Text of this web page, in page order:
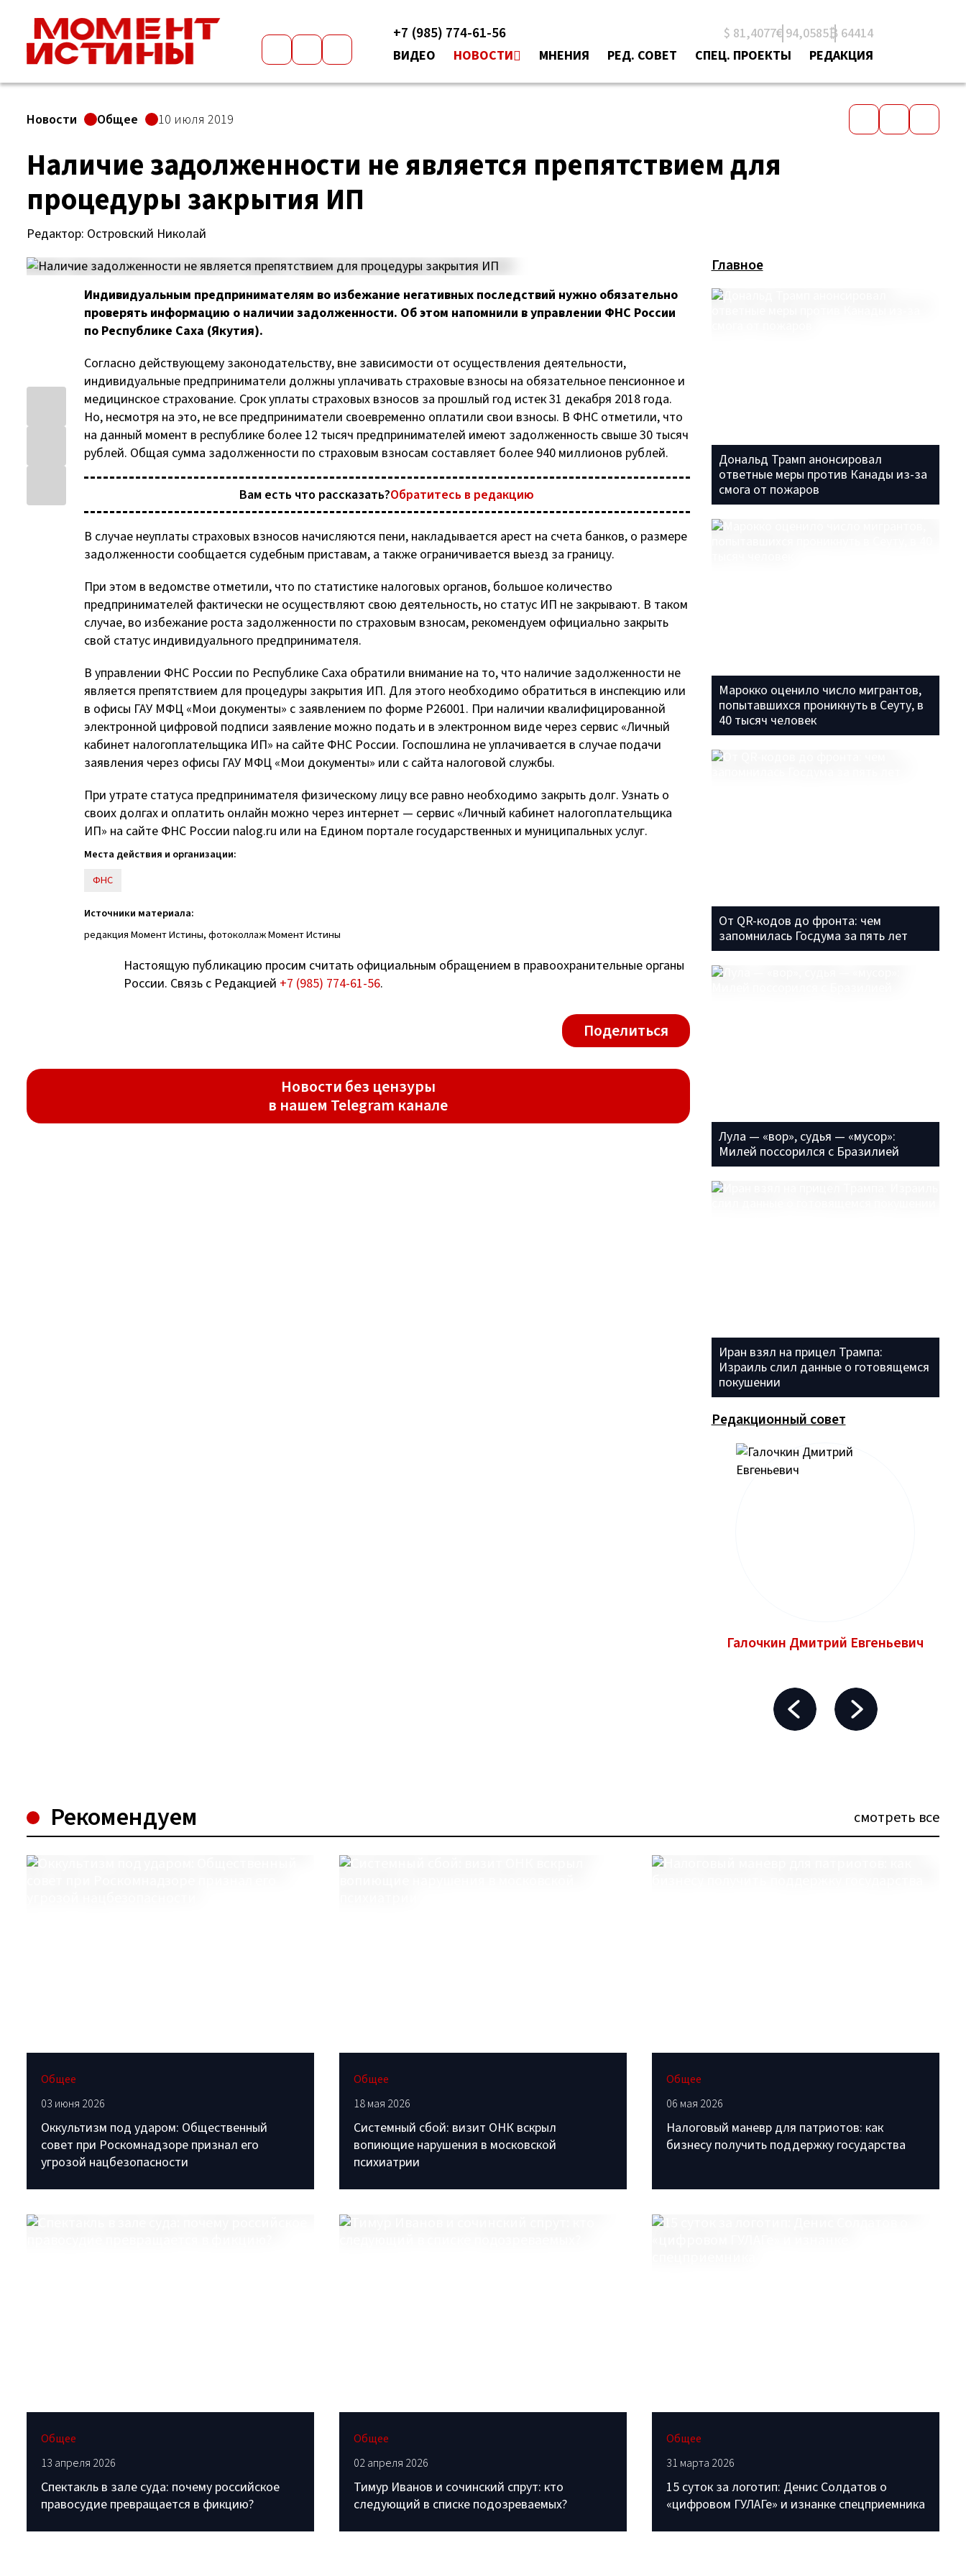
+7 (985) 774-61-56 $ 81,4077€ 94,0585₿ 64414
ВИДЕО
НОВОСТИ СПЕЦ. ПРОЕКТЫ РЕДАКЦИЯ
МНЕНИЯ РЕД. СОВЕТ
Новости Общее 10 июля 2019
Наличие задолженности не является препятствием для
процедуры закрытия ИП
Редактор: Островский Николай
Индивидуальным предпринимателям во избежание негативных последствий нужно обязательно
проверять информацию о наличии задолженности. Об этом напомнили в управлении ФНС России
по Республике Саха (Якутия).
Согласно действующему законодательству, вне зависимости от осуществления деятельности,
индивидуальные предприниматели должны уплачивать страховые взносы на обязательное пенсионное и
медицинское страхование. Срок уплаты страховых взносов за прошлый год истек 31 декабря 2018 года.
Но, несмотря на это, не все предприниматели своевременно оплатили свои взносы. В ФНС отметили, что
на данный момент в республике более 12 тысяч предпринимателей имеют задолженность свыше 30 тысяч
рублей. Общая сумма задолженности по страховым взносам составляет более 940 миллионов рублей.
В случае неуплаты страховых взносов начисляются пени, накладывается арест на счета банков, о размере
задолженности сообщается судебным приставам, а также ограничивается выезд за границу.
При этом в ведомстве отметили, что по статистике налоговых органов, большое количество
предпринимателей фактически не осуществляют свою деятельность, но статус ИП не закрывают. В таком
случае, во избежание роста задолженности по страховым взносам, рекомендуем официально закрыть
свой статус индивидуального предпринимателя.
В управлении ФНС России по Республике Саха обратили внимание на то, что наличие задолженности не
является препятствием для процедуры закрытия ИП. Для этого необходимо обратиться в инспекцию или
в офисы ГАУ МФЦ «Мои документы» с заявлением по форме Р26001. При наличии квалифицированной
электронной цифровой подписи заявление можно подать и в электронном виде через сервис «Личный
кабинет налогоплательщика ИП» на сайте ФНС России. Госпошлина не уплачивается в случае подачи
заявления через офисы ГАУ МФЦ «Мои документы» или с сайта налоговой службы.
При утрате статуса предпринимателя физическому лицу все равно необходимо закрыть долг. Узнать о
своих долгах и оплатить онлайн можно через интернет — сервис «Личный кабинет налогоплательщика
ИП» на сайте ФНС России nalog.ru или на Едином портале государственных и муниципальных услуг.
Вам есть что рассказать?Обратитесь в редакцию
Места действия и организации:
ФНС
Источники материала:
редакция Момент Истины, фотоколлаж Момент Истины
Настоящую публикацию просим считать официальным обращением в правоохранительные органы
России. Связь с Редакцией +7 (985) 774-61-56.
Поделиться
Новости без цензуры
в нашем Telegram канале
Главное
Дональд Трамп анонсировал
ответные меры против Канады из-за
смога от пожаров
Марокко оценило число мигрантов,
попытавшихся проникнуть в Сеуту, в
40 тысяч человек
От QR-кодов до фронта: чем
запомнилась Госдума за пять лет
Лула — «вор», судья — «мусор»:
Милей поссорился с Бразилией
Иран взял на прицел Трампа:
Израиль слил данные о готовящемся
покушении
Редакционный совет
Галочкин Дмитрий Евгеньевич
Рекомендуем смотреть все
Общее
03 июня 2026
Оккультизм под ударом: Общественный
совет при Роскомнадзоре признал его
угрозой нацбезопасности
Общее
18 мая 2026
Системный сбой: визит ОНК вскрыл
вопиющие нарушения в московской
психиатрии
Общее
06 мая 2026
Налоговый маневр для патриотов: как
бизнесу получить поддержку государства
Общее
13 апреля 2026
Спектакль в зале суда: почему российское
правосудие превращается в фикцию?
Общее
02 апреля 2026
Тимур Иванов и сочинский спрут: кто
следующий в списке подозреваемых?
Общее
31 марта 2026
15 суток за логотип: Денис Солдатов о
«цифровом ГУЛАГе» и изнанке спецприемника